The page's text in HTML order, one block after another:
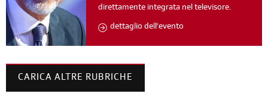
direttamente integrata nel televisore.
dettaglio dell'evento
CARICA ALTRE RUBRICHE